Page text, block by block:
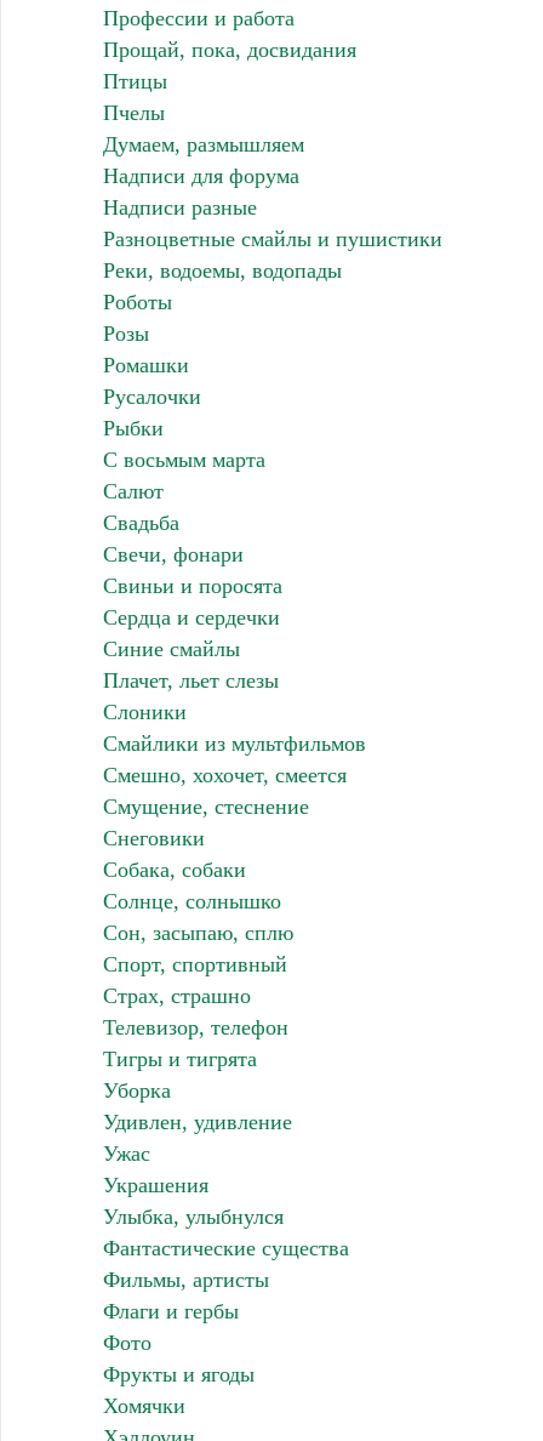
Профессии и работа
Прощай, пока, досвидания
Птицы
Пчелы
Думаем, размышляем
Надписи для форума
Надписи разные
Разноцветные смайлы и пушистики
Реки, водоемы, водопады
Роботы
Розы
Ромашки
Русалочки
Рыбки
С восьмым марта
Салют
Свадьба
Свечи, фонари
Свиньи и поросята
Сердца и сердечки
Синие смайлы
Плачет, льет слезы
Слоники
Смайлики из мультфильмов
Смешно, хохочет, смеется
Смущение, стеснение
Снеговики
Собака, собаки
Солнце, солнышко
Сон, засыпаю, сплю
Спорт, спортивный
Страх, страшно
Телевизор, телефон
Тигры и тигрята
Уборка
Удивлен, удивление
Ужас
Украшения
Улыбка, улыбнулся
Фантастические существа
Фильмы, артисты
Флаги и гербы
Фото
Фрукты и ягоды
Хомячки